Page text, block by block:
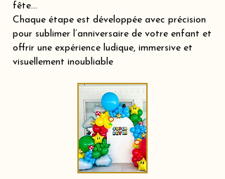
fête…
Chaque étape est développée avec précision
pour sublimer l’anniversaire de votre enfant et
offrir une expérience ludique, immersive et
visuellement inoubliable